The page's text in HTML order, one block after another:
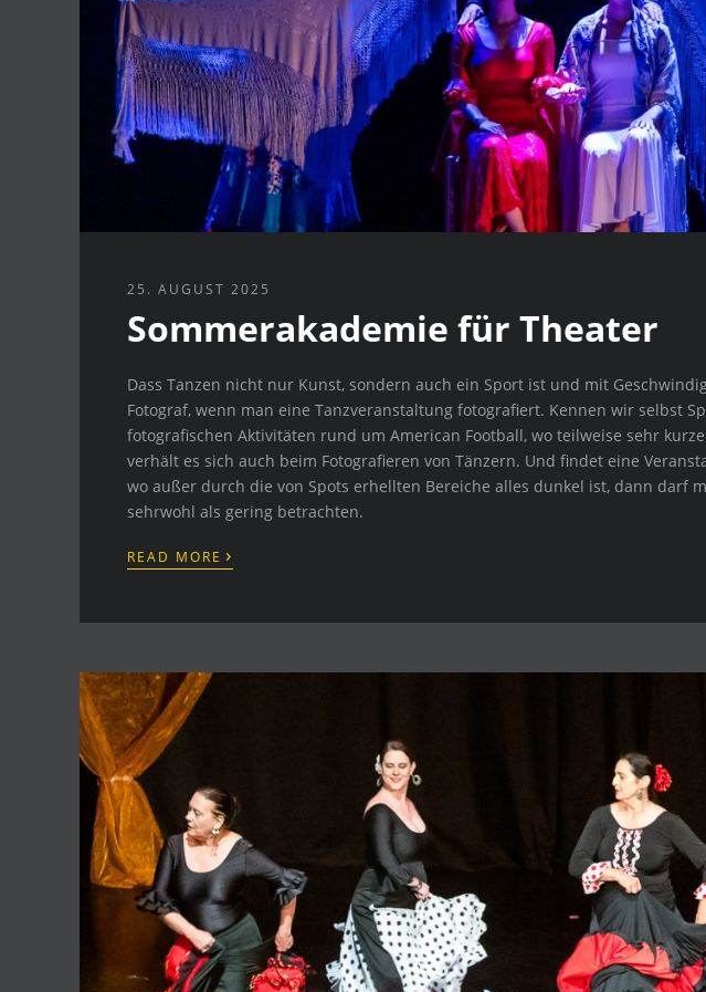
25. AUGUST 2025
Sommerakademie für Theater
Dass Tanzen nicht nur Kunst, sondern auch ein Sport ist und mit
Fotograf, wenn man eine Tanzveranstaltung fotografiert. Kennen wir selbst
fotografischen Aktivitäten rund um American Football, wo teilweise sehr
verhält es sich auch beim Fotografieren von Tänzern. Und findet eine
wo außer durch die von Spots erhellten Bereiche alles dunkel ist, dann darf
sehrwohl als gering betrachten.
READ MORE ›